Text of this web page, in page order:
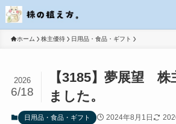
ホーム 株主優待 日用品・食品・ギフト
【3185】夢展望 株
ました。
2026
6/18
日用品・食品・ギフト 2024年8月1日